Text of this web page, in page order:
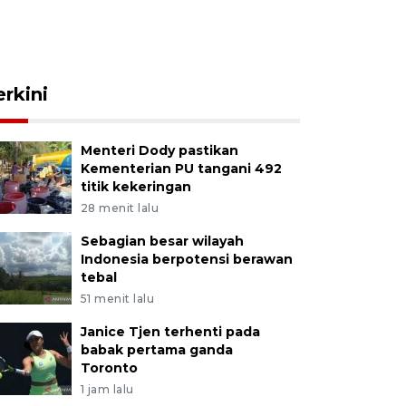
Menteri Dody pastikan
Kementerian PU tangani 492
titik kekeringan
28 menit lalu
Sebagian besar wilayah
Indonesia berpotensi berawan
tebal
51 menit lalu
Janice Tjen terhenti pada
babak pertama ganda
Toronto
1 jam lalu